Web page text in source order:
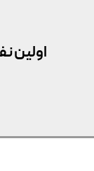
اولین